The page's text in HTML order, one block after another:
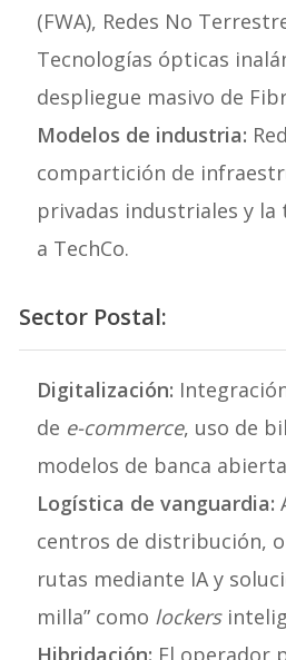
(FWA), Redes No
Tecnologías ópticas
despliegue masivo de
Modelos de industria:
compartición de
privadas industriales y la
a TechCo.
Sector Postal:
Digitalización:
de e-commerce, uso de
modelos de banca
Logística de vanguardia:
centros de distribución,
rutas mediante IA y
milla” como lockers